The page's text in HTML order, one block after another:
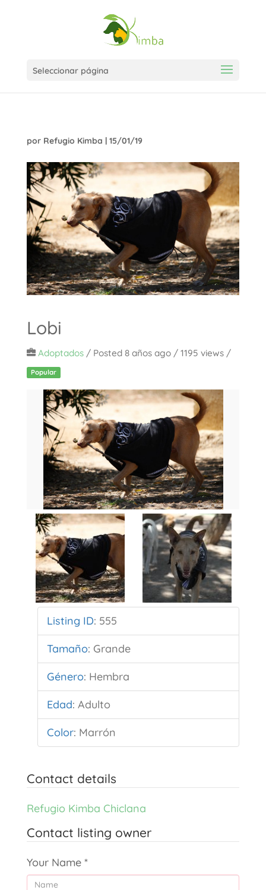
Seleccionar página
por Refugio Kimba | 15/01/19
Lobi
Adoptados/ Posted 8 años ago/ 1195 views /
Popular
Listing ID: 555
Tamaño: Grande
Género: Hembra
Edad: Adulto
Color: Marrón
Contact details
Refugio Kimba Chiclana
Contact listing owner
Your Name *